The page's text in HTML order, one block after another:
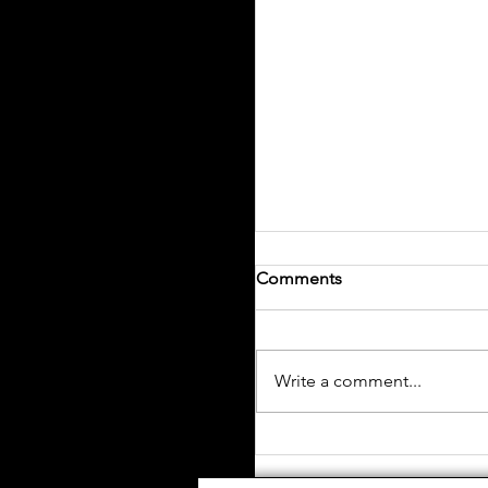
POT ：JDM 玩家嘅必
Comments
Write a comment...